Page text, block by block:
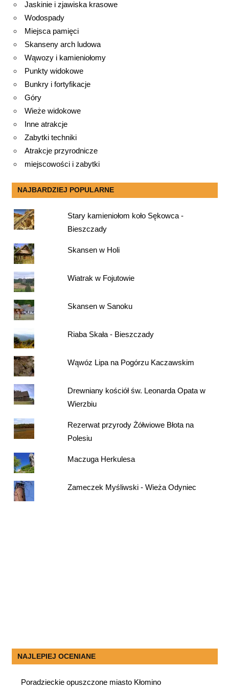
Jaskinie i zjawiska krasowe
Wodospady
Miejsca pamięci
Skanseny arch ludowa
Wąwozy i kamieniołomy
Punkty widokowe
Bunkry i fortyfikacje
Góry
Wieże widokowe
Inne atrakcje
Zabytki techniki
Atrakcje przyrodnicze
miejscowości i zabytki
NAJBARDZIEJ POPULARNE
Stary kamieniołom koło Sękowca -
Bieszczady
Skansen w Holi
Wiatrak w Fojutowie
Skansen w Sanoku
Riaba Skała - Bieszczady
Wąwóz Lipa na Pogórzu Kaczawskim
Drewniany kościół św. Leonarda Opata w
Wierzbiu
Rezerwat przyrody Żółwiowe Błota na
Polesiu
Maczuga Herkulesa
Zameczek Myśliwski - Wieża Odyniec
NAJLEPIEJ OCENIANE
Poradzieckie opuszczone miasto Kłomino